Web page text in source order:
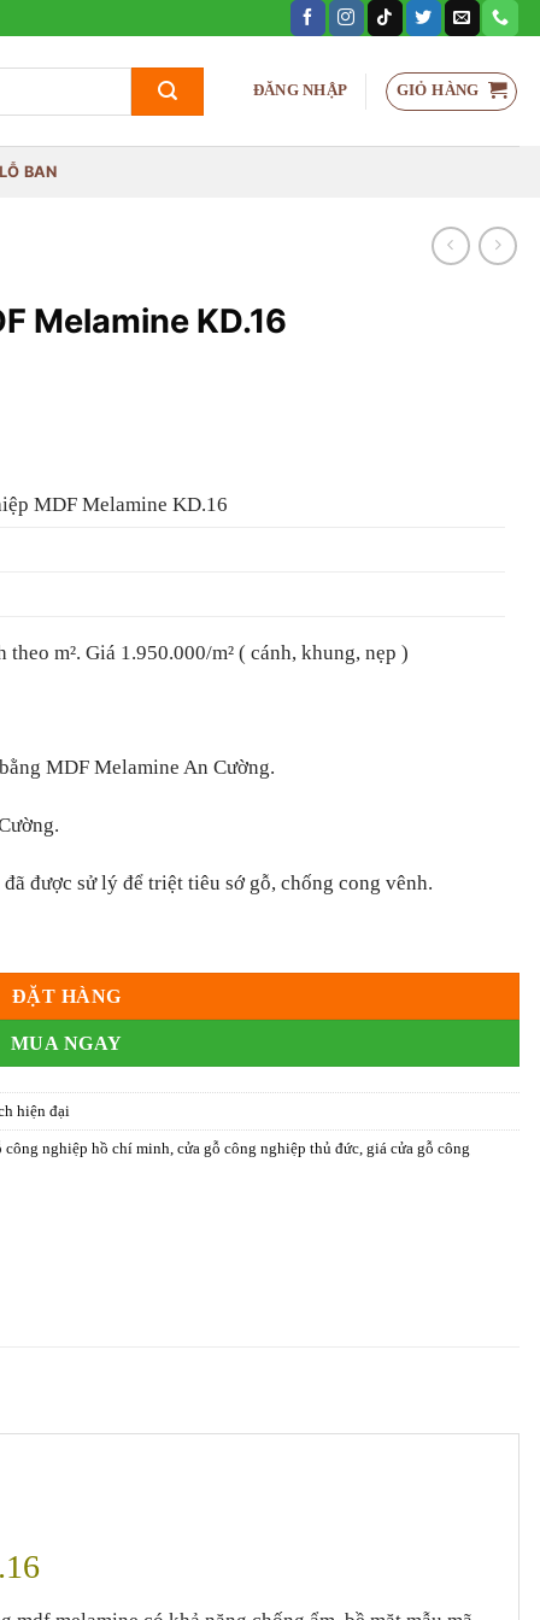
ĐĂNG NHẬP GIỎ HÀNG
BAN
Melamine KD.16
MDF Melamine KD.16
m². Giá 1.950.000/m² ( cánh, khung, nẹp )
MDF Melamine An Cường.
được sử lý để triệt tiêu sớ gỗ, chống cong vênh.
ĐẶT HÀNG
MUA NGAY
hiện đại
công nghiệp hồ chí minh ,cửa gỗ công nghiệp thủ đức ,giá cửa gỗ công